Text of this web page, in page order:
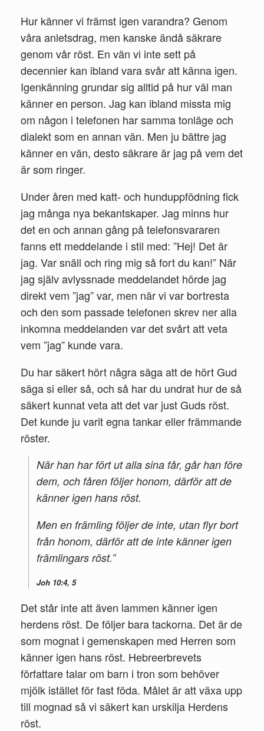
Hur känner vi främst igen varandra? Genom
våra anletsdrag, men kanske ändå säkrare
genom vår röst. En vän vi inte sett på
decennier kan ibland vara svår att känna igen.
Igenkänning grundar sig alltid på hur väl man
känner en person. Jag kan ibland missta mig
om någon i telefonen har samma tonläge och
dialekt som en annan vän. Men ju bättre jag
känner en vän, desto säkrare är jag på vem det
är som ringer.
Under åren med katt- och hunduppfödning fick
jag många nya bekantskaper. Jag minns hur
det en och annan gång på telefonsvararen
fanns ett meddelande i stil med: ”Hej! Det är
jag. Var snäll och ring mig så fort du kan!” När
jag själv avlyssnade meddelandet hörde jag
direkt vem ”jag” var, men när vi var bortresta
och den som passade telefonen skrev ner alla
inkomna meddelanden var det svårt att veta
vem ”jag” kunde vara.
Du har säkert hört några säga att de hört Gud
säga si eller så, och så har du undrat hur de så
säkert kunnat veta att det var just Guds röst.
Det kunde ju varit egna tankar eller främmande
röster.
När han har fört ut alla sina får, går han före
dem, och fåren följer honom, därför att de
känner igen hans röst.
Men en främling följer de inte, utan flyr bort
från honom, därför att de inte känner igen
främlingars röst.”
Joh 10:4, 5
Det står inte att även lammen känner igen
herdens röst. De följer bara tackorna. Det är de
som mognat i gemenskapen med Herren som
känner igen hans röst. Hebreerbrevets
författare talar om barn i tron som behöver
mjölk istället för fast föda. Målet är att växa upp
till mognad så vi säkert kan urskilja Herdens
röst.